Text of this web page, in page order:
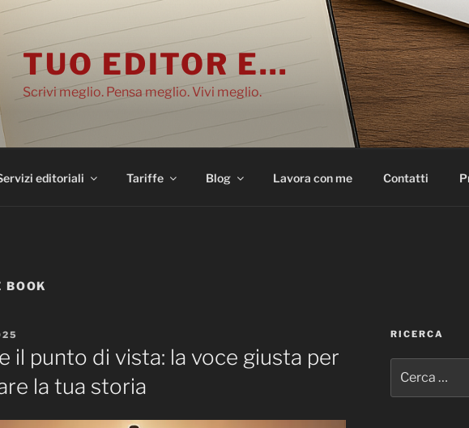
TUO EDITOR E…
Scrivi meglio. Pensa meglio. Vivi meglio.
editoriali Tariffe Blog Lavora con me Contatti
BOOK
il punto di vista: la voce giusta per
la tua storia
RICERCA